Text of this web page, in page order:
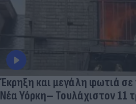
Έκρηξη και μεγάλη φωτιά σε
Νέα Υόρκη– Τουλάχιστον 11